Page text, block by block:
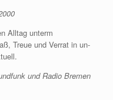
Alltag unterm
Treue und Verrat in un-
und Radio Bremen